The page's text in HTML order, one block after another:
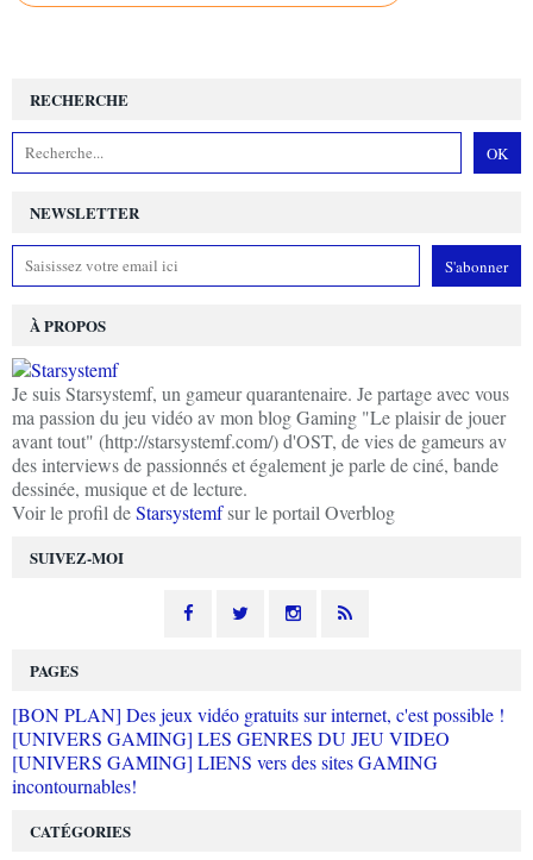
NEWSLETTER
SUIVEZ-MOI
RECHERCHE
À PROPOS
Je suis Starsystemf, un gameur quarantenaire. Je partage avec vous
ma passion du jeu vidéo av mon blog Gaming "Le plaisir de jouer
avant tout" (http://starsystemf.com/) d'OST, de vies de gameurs av
des interviews de passionnés et également je parle de ciné, bande
dessinée, musique et de lecture.
Voir le profil deStarsystemfsur le portail Overblog
PAGES
[BON PLAN] Des jeux vidéo gratuits sur internet, c'est possible !
[UNIVERS GAMING] LES GENRES DU JEU VIDEO
[UNIVERS GAMING] LIENS vers des sites GAMING
incontournables!
CATÉGORIES